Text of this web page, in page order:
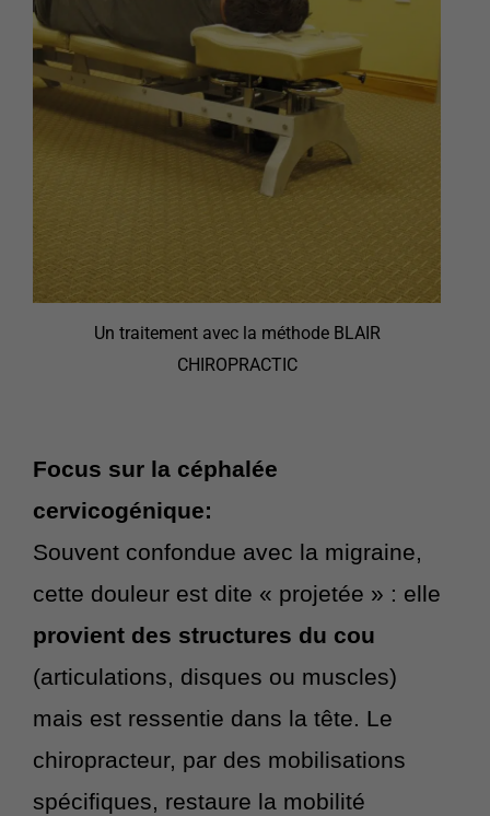
Un traitement avec la méthode BLAIR
CHIROPRACTIC
Focus sur la céphalée
cervicogénique:
Souvent confondue avec la migraine,
cette douleur est dite « projetée » : elle
provient des structures du cou
(articulations, disques ou muscles)
mais est ressentie dans la tête. Le
chiropracteur, par des mobilisations
spécifiques, restaure la mobilité